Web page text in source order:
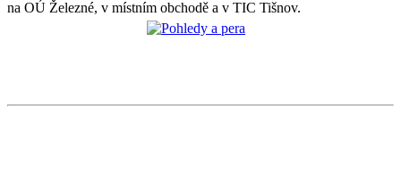
na OÚ Železné, v místním obchodě a v TIC Tišnov.